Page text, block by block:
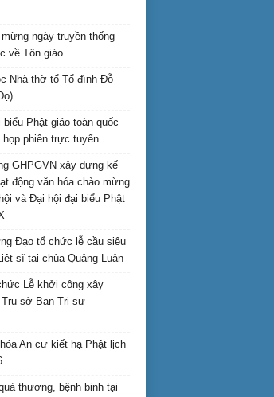
ngày truyền thống
về Tôn giáo
Nhà thờ tổ Tổ đình Đỗ
Phật giáo toàn quốc
họp phiên trực tuyến
GHPGVN xây dựng kế
động văn hóa chào mừng
và Đại hội đại biểu Phật
Đạo tổ chức lễ cầu siêu
sĩ tại chùa Quảng Luận
Lễ khởi công xây
sở Ban Trị sự
An cư kiết hạ Phật lịch
thương, bệnh binh tại